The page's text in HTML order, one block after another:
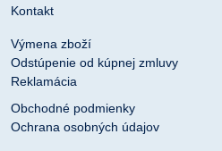
Kontakt
Výmena zboží
Odstúpenie od kúpnej zmluvy
Reklamácia
Obchodné podmienky
Ochrana osobných údajov